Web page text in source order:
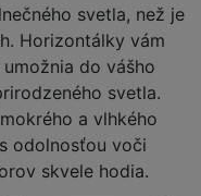
svetla, než je
Horizontálky vám
do vášho
svetla.
a vlhkého
odolnosťou voči
skvele hodia.